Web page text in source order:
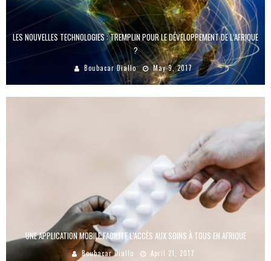
LES NOUVELLES TECHNOLOGIES : TREMPLIN POUR LE DÉVELOPPEMENT DE L’AFRIQUE
?
Boubacar Diallo May 9, 2017
UNE APPLICATION MOBILE FACILITE L’ACCÈS AUX SOINS À TOUS EN AFRIQUE
Boubacar Diallo April 21, 2017